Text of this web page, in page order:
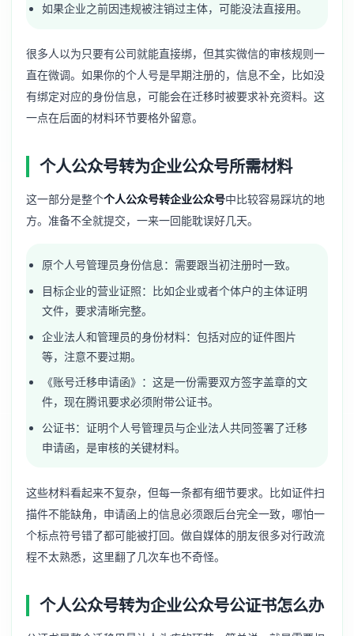
如果企业之前因违规被注销过主体，可能没法直接用。
很多人以为只要有公司就能直接绑，但其实微信的审核规则一
直在微调。如果你的个人号是早期注册的，信息不全，比如没
有绑定对应的身份信息，可能会在迁移时被要求补充资料。这
一点在后面的材料环节要格外留意。
个人公众号转为企业公众号所需材料
这一部分是整个个人公众号转企业公众号中比较容易踩坑的地
方。准备不全就提交，一来一回能耽误好几天。
原个人号管理员身份信息：需要跟当初注册时一致。
目标企业的营业证照：比如企业或者个体户的主体证明
文件，要求清晰完整。
企业法人和管理员的身份材料：包括对应的证件图片
等，注意不要过期。
《账号迁移申请函》：这是一份需要双方签字盖章的文
件，现在腾讯要求必须附带公证书。
公证书：证明个人号管理员与企业法人共同签署了迁移
申请函，是审核的关键材料。
这些材料看起来不复杂，但每一条都有细节要求。比如证件扫
描件不能缺角，申请函上的信息必须跟后台完全一致，哪怕一
个标点符号错了都可能被打回。做自媒体的朋友很多对行政流
程不太熟悉，这里翻了几次车也不奇怪。
个人公众号转为企业公众号公证书怎么办